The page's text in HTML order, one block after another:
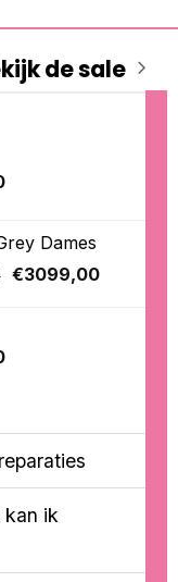
de sale
Huidige
€1899,00.
Dames
Oorspronkelijke
€3099,00Huidige
Huidige
kan ik